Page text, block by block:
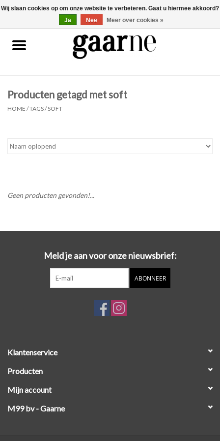
gaarne.be 0 Artikelen - €0,00
Patronen
Producten getagd met soft
HOME /TAGS/SOFT
Geen producten gevonden!...
Meld je aan voor onze nieuwsbrief:
ABONNEER
Klantenservice
Producten
Mijn account
M99 bv - Gaarne
Wij slaan cookies op om onze website te verbeteren. Gaat u hiermee akkoord?
Ja
Nee Meer over cookies »